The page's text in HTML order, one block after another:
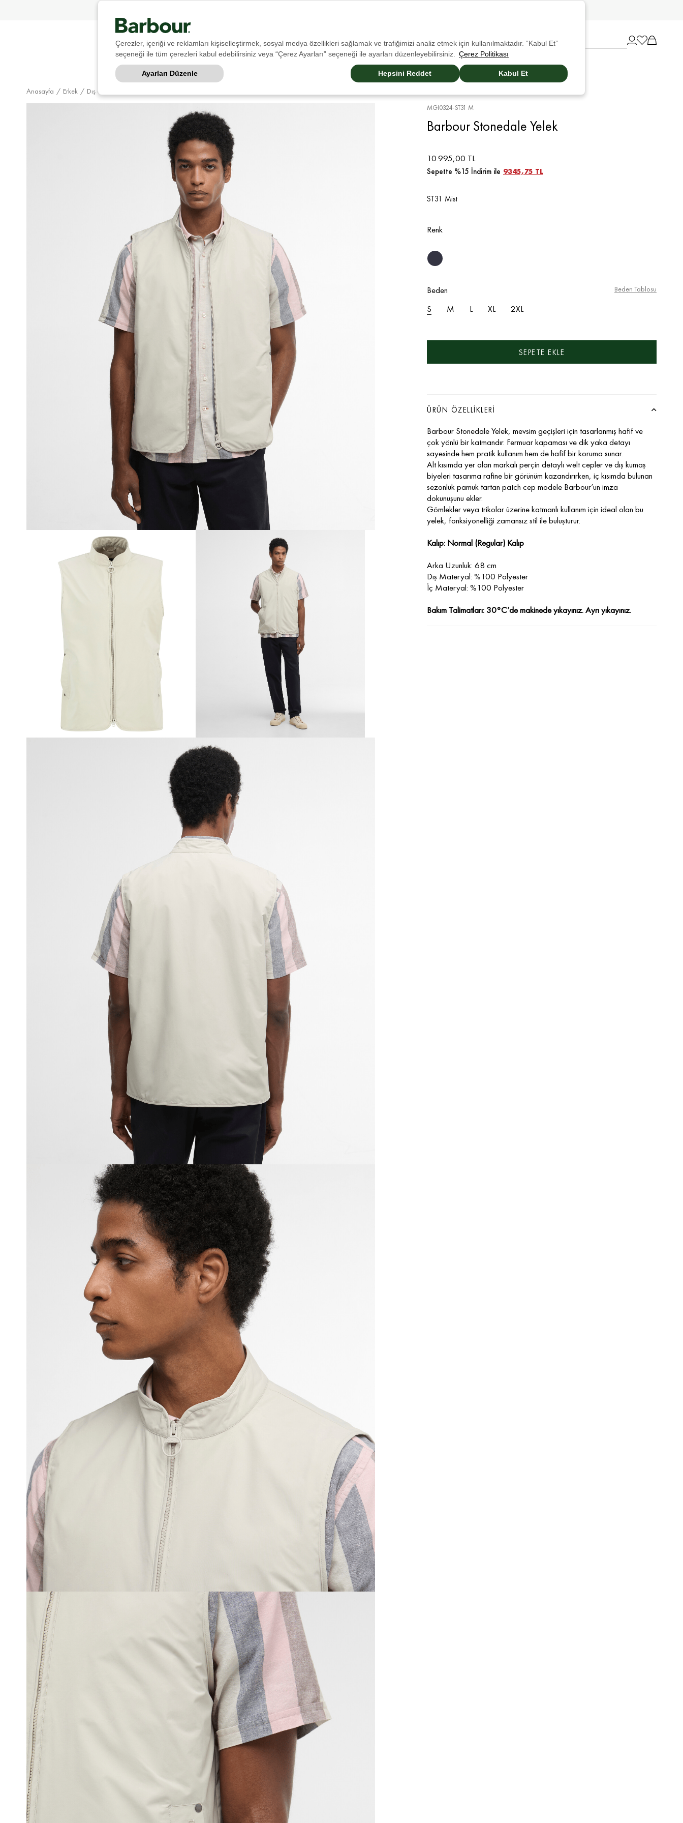
Çerezler, içeriği ve reklamları kişiselleştirmek, sosyal medya özellikleri sağlamak ve trafiğimizi analiz etmek için kullanılmaktadır. “Kabul Et”
seçeneği ile tüm çerezleri kabul edebilirsiniz veya “Çerez Ayarları” seçeneği ile ayarları düzenleyebilirsiniz.
Çerez Politikası
Ayarları Düzenle Hepsini Reddet Kabul Et
Barbour DogsBarbour Internatıonal
Anasayfa Erkek Dış Giyim
MGI0324-ST31 M
Barbour Stonedale Yelek
10.995,00 TL
Sepette %15 İndirim ile 9345,75 TL
ST31 Mist
Renk
Beden
S
M L XL 2XL
Beden Tablosu
ÜRÜN ÖZELLIKLERI
Barbour Stonedale Yelek, mevsim geçişleri için tasarlanmış hafif ve
çok yönlü bir katmandır. Fermuar kapaması ve dik yaka detayı
sayesinde hem pratik kullanım hem de hafif bir koruma sunar.
Alt kısımda yer alan markalı perçin detaylı welt cepler ve dış kumaş
biyeleri tasarıma rafine bir görünüm kazandırırken, iç kısımda bulunan
sezonluk pamuk tartan patch cep modele Barbour’un imza
dokunuşunu ekler.
Gömlekler veya trikolar üzerine katmanlı kullanım için ideal olan bu
yelek, fonksiyonelliği zamansız stil ile buluşturur.
Kalıp: Normal (Regular) Kalıp
Arka Uzunluk: 68 cm
Dış Materyal: %100 Polyester
İç Materyal: %100 Polyester
Bakım Talimatları: 30°C’de makinede yıkayınız. Ayrı yıkayınız.